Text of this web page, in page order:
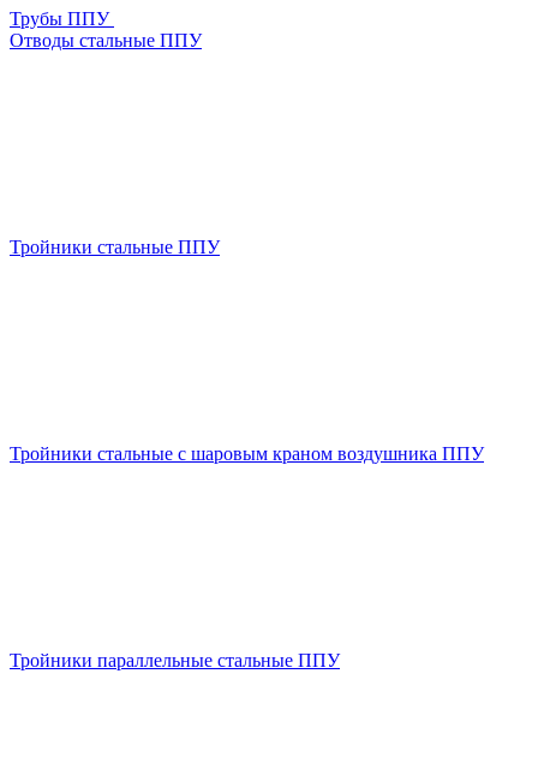
Трубы ППУ
Отводы стальные ППУ
Тройники стальные ППУ
Тройники стальные с шаровым краном воздушника ППУ
Тройники параллельные стальные ППУ